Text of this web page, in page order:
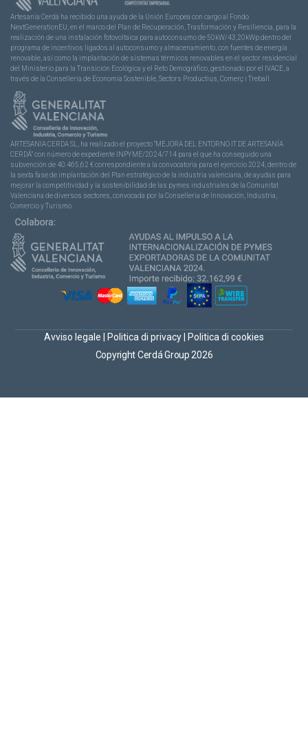
Artesanía Cerdá ha recibido una ayuda de la Unión Europea con cargo al Fondo
NextGenerationEU, en el marco del Plan de Recuperación, Trasformación y Resiliencia, para la
realización de una instalación fotovoltaica para autoconsumo de 50kW/43,20kWp dentro del
programa de incentivos ligados al autoconsumo y almacenamiento, con fuentes de energía
renovable, así como la implantación de sistemas térmicos renovables en el sector residencial
del Ministerio para la Transición Ecológica y el Reto Demográfico, gestionado por el IVACE, a
través de la Consellería de Economía Sostenible, Sectors Productius, Comerç i Treball.
ARTESANIA CERDA SL, ha realizado el proyecto “MEJORA DEL ENTORNO IT DE ARTESANÍA
CERDÁ” con número de expediente INPYME/2024/714 para el que ha conseguido una
subvención de 40.465,62 € correspondiente a la convocatoria para el ejercicio 2024, dentro de
la sexta fase de implantación del Plan estratégico de la industria valenciana, de ayudas para
mejorar la competitividad y la sostenibilidad de las pymes industriales de la Comunitat
Valenciana de diversos sectores, convocada por la Conselleria de Innovación, Industria,
Comercio y Turismo.
Copyright Cerdá Group 2026
Avviso legale Politica di privacy Politica di cookies